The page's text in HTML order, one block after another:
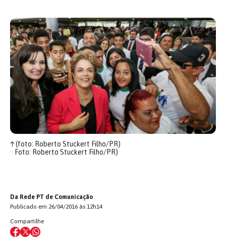
↑(foto: Roberto Stuckert Filho/PR)
Foto: Roberto Stuckert Filho/PR)
Da Rede PT de Comunicação
Publicado em 26/04/2016 às 12h14
Compartilhe